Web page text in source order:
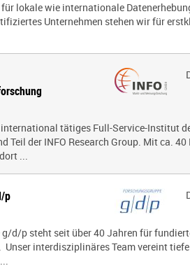
lokale wie internationale
Unternehmen stehen wir für
international tätiges Full-Service-Institut
Teil der INFO Research Group. Mit ca.
...
p
g/d/p steht seit über 40 Jahren für
interdisziplinäres Team vereint